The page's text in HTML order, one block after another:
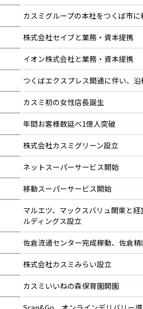
カスミグループの本社をつくば市に
株式会社セイブと業務・資本提携
イオン株式会社と業務・資本提携
つくばエクスプレス開通に伴い、
カスミ初の女性店長誕生
年間お客様数延べ1億人突破
株式会社カスミグリーン設立
ネットスーパーサービス開始
移動スーパーサービス開始
マルエツ、マックスバリュ関東と
ルディングス設立
佐倉流通センター完成稼動、佐倉
株式会社カスミみらい設立
カスミいいねの森保育園開園